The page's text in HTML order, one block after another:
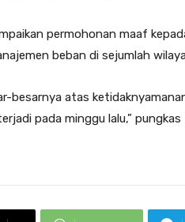
permohonan maaf
beban di sejumlah
besarnya atas
pada minggu lalu,” pungkas